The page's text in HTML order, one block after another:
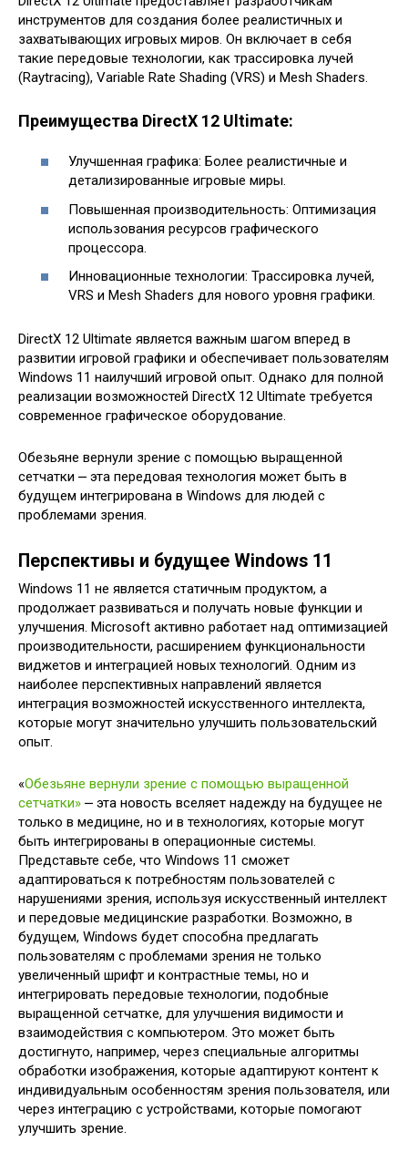
инструментов для создания более реалистичных и
захватывающих игровых миров. Он включает в себя
такие передовые технологии, как трассировка лучей
(Raytracing), Variable Rate Shading (VRS) и Mesh Shaders.
Преимущества DirectX 12 Ultimate:
Улучшенная графика: Более реалистичные и
детализированные игровые миры.
Повышенная производительность: Оптимизация
использования ресурсов графического
процессора.
Инновационные технологии: Трассировка лучей,
VRS и Mesh Shaders для нового уровня графики.
DirectX 12 Ultimate является важным шагом вперед в
развитии игровой графики и обеспечивает пользователям
Windows 11 наилучший игровой опыт. Однако для полной
реализации возможностей DirectX 12 Ultimate требуется
современное графическое оборудование.
Обезьяне вернули зрение с помощью выращенной
сетчатки ⎼ эта передовая технология может быть в
будущем интегрирована в Windows для людей с
проблемами зрения.
Перспективы и будущее Windows 11
Windows 11 не является статичным продуктом, а
продолжает развиваться и получать новые функции и
улучшения. Microsoft активно работает над оптимизацией
производительности, расширением функциональности
виджетов и интеграцией новых технологий. Одним из
наиболее перспективных направлений является
интеграция возможностей искусственного интеллекта,
которые могут значительно улучшить пользовательский
опыт.
«Обезьяне вернули зрение с помощью выращенной
сетчатки» ⎼ эта новость вселяет надежду на будущее не
только в медицине, но и в технологиях, которые могут
быть интегрированы в операционные системы.
Представьте себе, что Windows 11 сможет
адаптироваться к потребностям пользователей с
нарушениями зрения, используя искусственный интеллект
и передовые медицинские разработки. Возможно, в
будущем, Windows будет способна предлагать
пользователям с проблемами зрения не только
увеличенный шрифт и контрастные темы, но и
интегрировать передовые технологии, подобные
выращенной сетчатке, для улучшения видимости и
взаимодействия с компьютером. Это может быть
достигнуто, например, через специальные алгоритмы
обработки изображения, которые адаптируют контент к
индивидуальным особенностям зрения пользователя, или
через интеграцию с устройствами, которые помогают
улучшить зрение.